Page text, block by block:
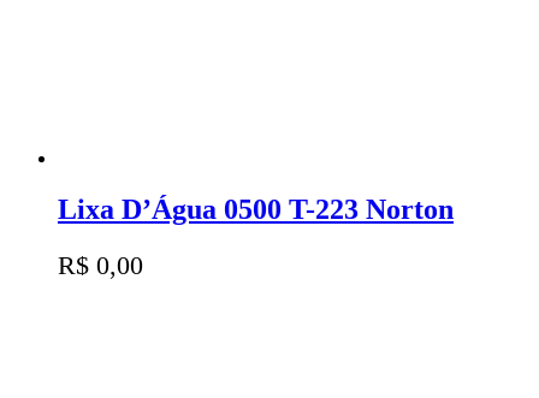
Lixa D’Água 0500 T-223 Norton
R$ 0,00